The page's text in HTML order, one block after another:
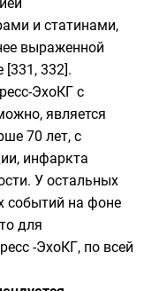
и статинами,
выраженной
[331, 332].
ЭхоКГ с
является
70 лет, с
инфаркта
У остальных
событий на фоне
для
-ЭхоКГ, по всей